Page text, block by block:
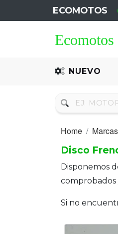
ECOMOTOS
NUEVO
Recambio
Neumáticos
Motores
Motores
Home Marcas
Disco
Disponemos
comprobados
Si no